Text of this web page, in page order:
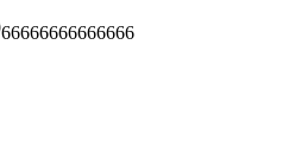
66666666666666